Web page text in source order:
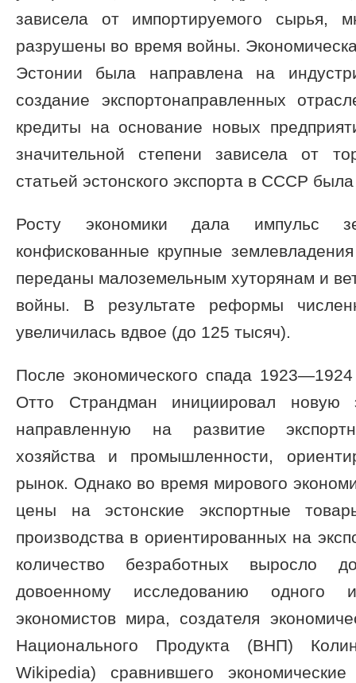
зависела от импортируемого сырья,
разрушены во время войны.
Эстонии была направлена на
создание экспортонаправленных
кредиты на основание новых
значительной степени зависела от
статьей эстонского экспорта в СССР
Росту экономики дала импульс
конфискованные крупные
переданы малоземельным хуторянам и
войны. В результате реформы
увеличилась вдвое (до 125 тысяч).
После экономического спада
Отто Страндман инициировал новую
направленную на развитие
хозяйства и промышленности,
рынок. Однако во время мирового
цены на эстонские экспортные
производства в ориентированных на
количество безработных выросло
довоенному исследованию одного
экономистов мира, создателя
Национального Продукта (ВНП)
Wikipedia) сравнившего